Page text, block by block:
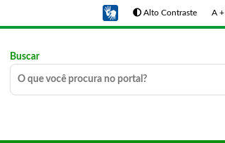
Alto Contraste A +
Buscar